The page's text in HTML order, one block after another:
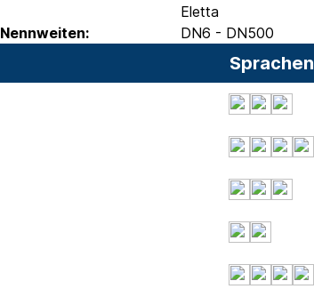
Eletta
Nennweiten:
DN6 - DN500
Sprachen